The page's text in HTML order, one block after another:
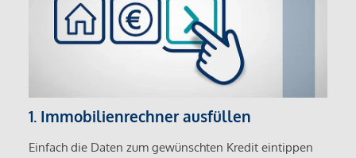
1. Immobilienrechner ausfüllen
Einfach die Daten zum gewünschten Kredit eintippen